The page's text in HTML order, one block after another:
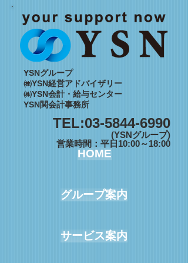
TEL:03-5844-6990
(YSNグループ)
営業時間：平日10:00～18:00
HOME
グループ案内
サービス案内
YSNグループ
㈱YSN経営アドバイザリー
㈱YSN会計・給与センター
YSN関会計事務所